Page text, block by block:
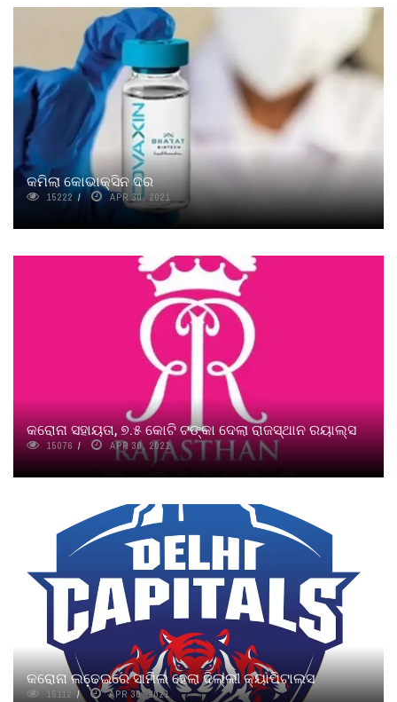
କମିଲା କୋଭାକ୍ସିନ ଦର
15222 APR 30, 2021
କରୋନା ସହାୟତା, ୭.୫ କୋଟି ଟଙ୍କା ଦେଲା ରାଜସ୍ଥାନ ରୟାଲ୍ସ
15076 APR 30, 2021
କରୋନା ଲଢେ଼ଇରେ ସାମିଲ ହେଲା ଦିଲ୍ଲୀ କ୍ୟାପିଟାଲସ
15112 APR 30, 2021